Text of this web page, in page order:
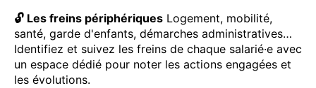
🔓 Les freins périphériques Logement, mobilité,
santé, garde d'enfants, démarches administratives…
Identifiez et suivez les freins de chaque salarié·e avec
un espace dédié pour noter les actions engagées et
les évolutions.